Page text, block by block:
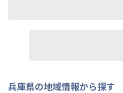
兵庫県の地域情報から探す